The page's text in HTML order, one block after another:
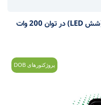
پروژکتورهای DOB